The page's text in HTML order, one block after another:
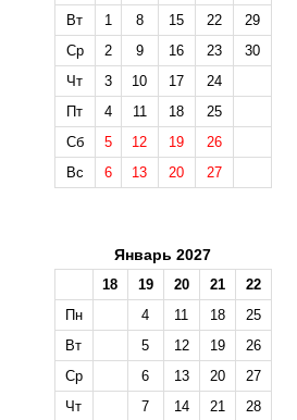
Вт
1 8 15 22
29
Ср
2 9 16 23
30
Чт
3 10 17
24
Пт
4 11 18
25
Сб
5 12 19
26
Вс
6 13 20 27
Январь 2027
18 19 20 21
22
Пн
4 11 18
25
Вт
5 12 19
26
Ср
6 13 20
27
Чт
7 14 21
28